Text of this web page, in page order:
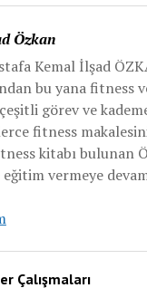
Özkan
Kemal İlşad
bu yana fitness
görev ve
fitness
kitabı bulunan
vermeye
Çalışmaları